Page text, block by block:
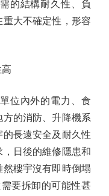
的結構耐久性、負
大不確定性，形容
內外的電力、食
的消防、升降機系
長遠安全及耐久性
日後的維修隱患和
樓宇沒有即時倒塌
要拆卸的可能性甚